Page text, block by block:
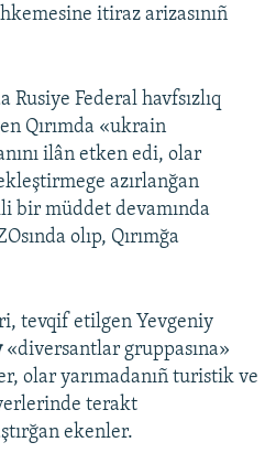
itiraz arizasınıñ
Rusiye Federal havfsızlıq
Qırımda «ukrain
ilân etken edi, olar
azırlanğan
bir müddet devamında
olıp, Qırımğa
tevqif etilgen Yevgeniy
«diversantlar gruppasına»
olar yarımadanıñ turistik ve
terakt
ekenler.